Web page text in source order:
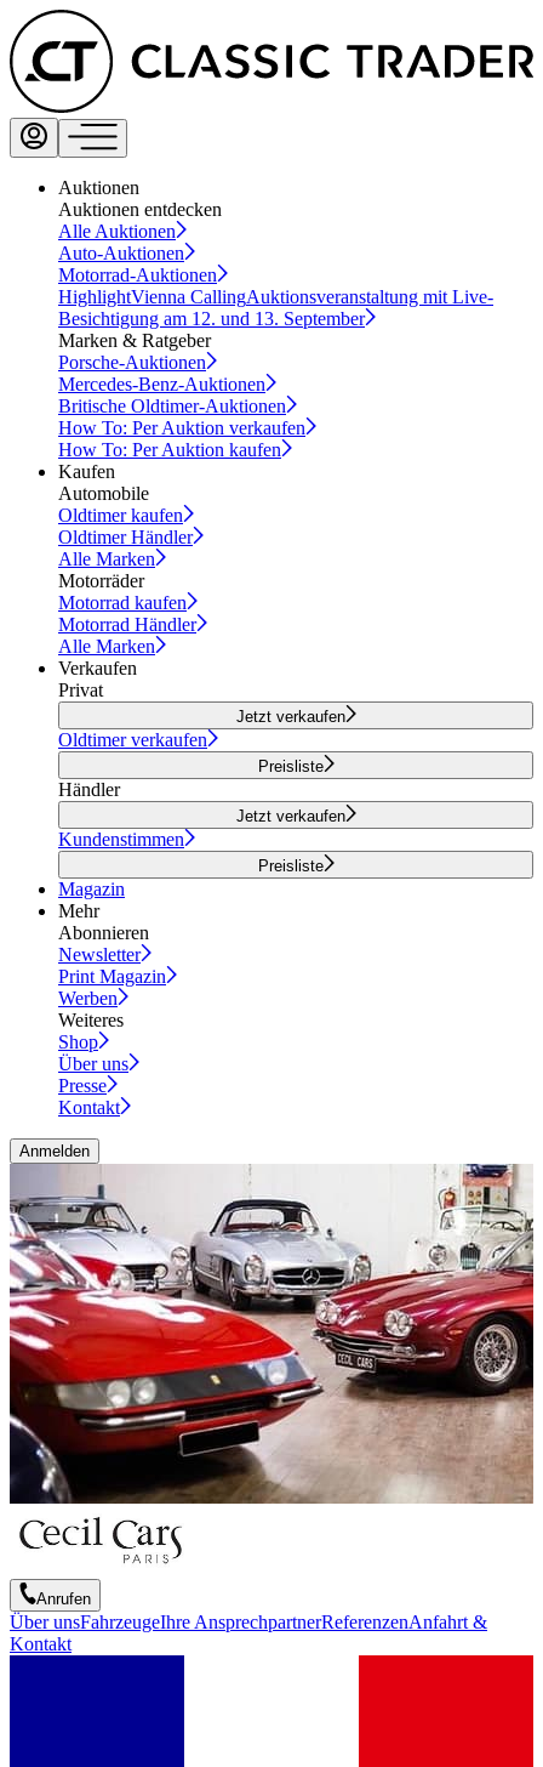
Auktionen
Auktionen entdecken
Alle Auktionen
Auto-Auktionen
Motorrad-Auktionen
HighlightVienna CallingAuktionsveranstaltung mit Live-
Besichtigung am 12. und 13. September
Marken & Ratgeber
Porsche-Auktionen
Mercedes-Benz-Auktionen
Britische Oldtimer-Auktionen
How To: Per Auktion verkaufen
How To: Per Auktion kaufen
Kaufen
Automobile
Oldtimer kaufen
Oldtimer Händler
Alle Marken
Motorräder
Motorrad kaufen
Motorrad Händler
Alle Marken
Verkaufen
Privat
Jetzt verkaufen
Oldtimer verkaufen
Preisliste
Händler
Jetzt verkaufen
Kundenstimmen
Preisliste
Magazin
Mehr
Abonnieren
Newsletter
Print Magazin
Werben
Weiteres
Shop
Über uns
Presse
Kontakt
Anmelden
Anrufen
Über unsFahrzeugeIhre AnsprechpartnerReferenzenAnfahrt &
Kontakt